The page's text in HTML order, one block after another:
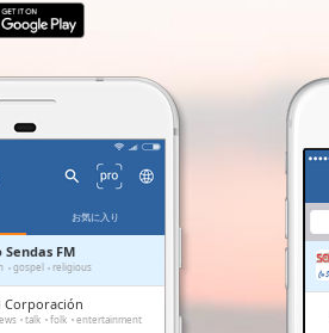
お気に入り
Sendas FM
gospel religious
Corporación
talk folk entertainment